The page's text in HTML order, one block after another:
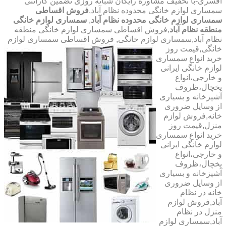
سمساری لوازم خانگی محدوده نظام آباد,فروش اقساطی
سمساری لوازم خانگی محدوده نظام آباد, سمساری لوازم خانگی
منطقه نظام آباد,فروش اقساطی سمساری لوازم خانگی منطقه
نظام آباد,سمساری لوازم خانگی, فروش اقساطی سمساری لوازم
خانگی,قیمت روز
خرید انواع سمساری
لوازم خانگی ایرانی
و خارجی،انواع
یخچال،ظروف
آشپزخانه و بسیاری
از وسایل ضروری
خانه,فروش لوازم
منزل,قیمت روز
خرید انواع سمساری
لوازم خانگی ایرانی
و خارجی،انواع
یخچال،ظروف
آشپزخانه و بسیاری
از وسایل ضروری
خانه در نظام
آباد,فروش لوازم
منزل در نظام
آباد,سمساری لوازم